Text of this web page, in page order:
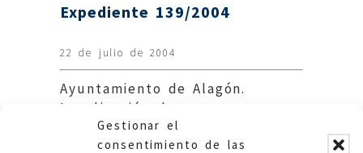
Gestionar el
consentimiento de las
Expediente 139/2004
22 de julio de 2004
Ayuntamiento de Alagón.
Legalización de un
establecimiento.